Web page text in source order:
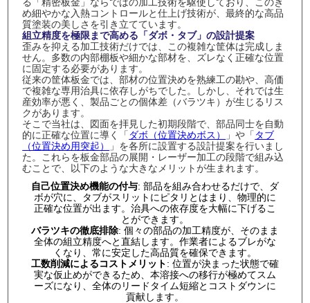
め細やかな入熱コントロールと仕上げ技術が、最終的な高品
質塗装の美しさを引き立てています。
組立精度を極限まで高める「ダボ・タブ」の設計提案
歪みを抑える加工技術だけでは、この複雑な筐体は完成しま
せん。多数の内部棚板や細かな部材を、ズレなく正確な位置
に固定する必要があります。
従来の筐体板金では、部材の位置決めを熟練工の勘や、高価
で複雑な専用治具に依存しがちでした。しかし、それでは生
産効率が悪く、製品ごとの個体差（バラツキ）が生じるリス
クがあります。
そこで当社は、図面を拝見した初期段階で、部品同士を自動
的に正確な位置に導く「ダボ（位置決めボス） 」や「タブ
（位置決め用突起）
」を各所に設置する設計提案を行いまし
た。これらを板金部品の展開・レーザー加工の段階で組み込
むことで、以下のような大きなメリットが生まれます。
自己位置決め機能の付与: 部品を組み合わせるだけで、ダ
ボが穴に、タブがスリットにピタリとはまり、物理的に
正確な位置が出ます。治具への依存度を大幅に下げるこ
とができます。
バラツキの徹底排除: 個々の部品の加工精度が、そのまま
全体の組立精度へと直結します。作業者によるブレがな
くなり、常に安定した高品質を確保できます。
工数削減によるコストメリット: 位置が決まった状態で確
実な仮止めができるため、本溶接への移行が極めてスム
ーズになり、全体のリードタイム短縮とコストダウンに
貢献します。